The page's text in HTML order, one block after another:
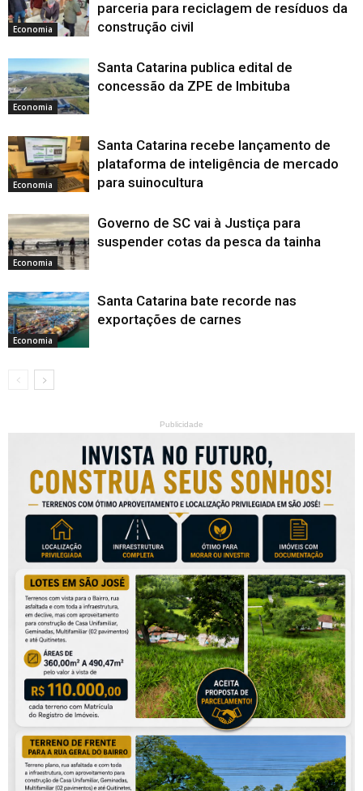
Economia
parceria para reciclagem de resíduos da
construção civil
Economia
Santa Catarina publica edital de
concessão da ZPE de Imbituba
Economia
Santa Catarina recebe lançamento de
plataforma de inteligência de mercado
para suinocultura
Economia
Governo de SC vai à Justiça para
suspender cotas da pesca da tainha
Economia
Santa Catarina bate recorde nas
exportações de carnes
Publicidade